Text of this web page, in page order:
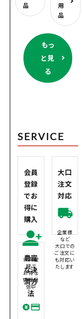
品
用
品
もっ
と見
る
SERVICE
会員
登録
でお
得に
購入
会員登
録で
お得な
情報発
信中
大口
注文
対応
企業様
など
大口での
ご注文に
も対応い
たします
豊富
な決
済方
法